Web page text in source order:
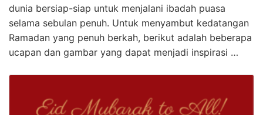
dunia bersiap-siap untuk menjalani ibadah puasa
selama sebulan penuh. Untuk menyambut kedatangan
Ramadan yang penuh berkah, berikut adalah beberapa
ucapan dan gambar yang dapat menjadi inspirasi …